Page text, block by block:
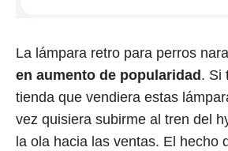
La lámpara retro para perros
en aumento de popularidad . Si
tienda que vendiera estas
vez quisiera subirme al tren del
la ola hacia las ventas. El hecho